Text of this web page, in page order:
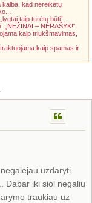
kalba, kad nereikėtų
taip turėtų būti“,
„NEŽINAI – NERAŠYK!“
kaip triukšmavimas,
kaip spamas ir
uzdaryti
Dabar iki siol negaliu
traukiau uz